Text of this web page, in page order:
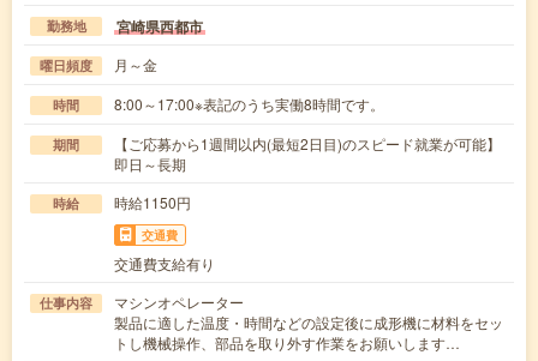
勤務地 宮崎県西都市
曜日頻度 月～金
時間 8:00～17:00※表記のうち実働8時間です。
期間
【ご応募から1週間以内(最短2日目)のスピード就業が可能】
即日～長期
時給 時給1150円
交通費
交通費支給有り
仕事内容
マシンオペレーター
製品に適した温度・時間などの設定後に成形機に材料をセッ
トし機械操作、部品を取り外す作業をお願いします…